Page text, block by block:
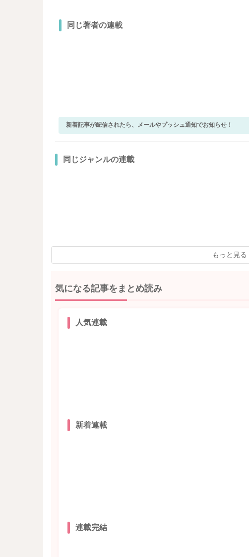
同じ著者の連載
新着記事が配信されたら、メールやプッシュ通知でお知らせ！
同じジャンルの連載
もっと見る
気になる記事をまとめ読み
人気連載
新着連載
連載完結